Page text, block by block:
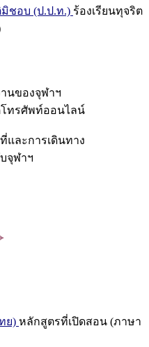
ชอบ (ป.ป.ท.) ร้องเรียนทุจริต
นของจุฬาฯ
ทรศัพท์ออนไลน์
และการเดินทาง
จุฬาฯ
ย) หลักสูตรที่เปิดสอน (ภาษา